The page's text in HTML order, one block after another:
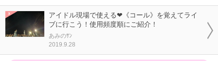
アイドル現場で使える❤《コール》を覚えてライ
ブに行こう！使用頻度順にご紹介！
あみのｻﾝ
2019.9.28